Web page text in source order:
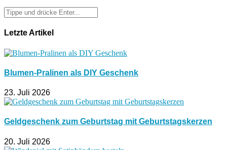
Letzte Artikel
Blumen-Pralinen als DIY Geschenk
23. Juli 2026
Geldgeschenk zum Geburtstag mit Geburtstagskerzen
20. Juli 2026